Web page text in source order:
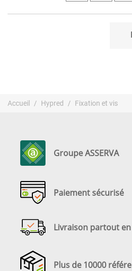
Accueil Hypred Fixation et vis
Groupe ASSERVA
Paiement sécurisé
Livraison partout
Plus de 10000